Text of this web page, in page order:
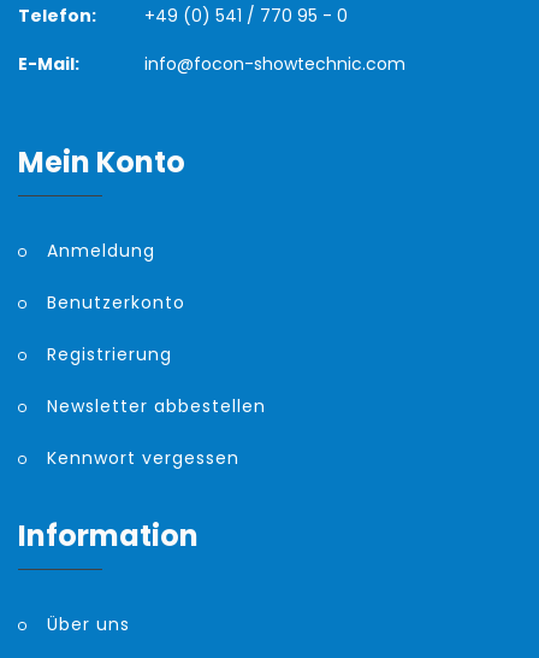
Telefon:
+49 (0) 541 / 770 95 - 0
E-Mail:
info@focon-showtechnic.com
Mein Konto
Anmeldung
Benutzerkonto
Registrierung
Newsletter abbestellen
Kennwort vergessen
Information
Über uns